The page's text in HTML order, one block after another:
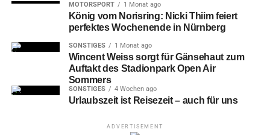
MOTORSPORT 1 Monat ago
König vom Norisring: Nicki Thiim feiert
perfektes Wochenende in Nürnberg
SONSTIGES 1 Monat ago
Wincent Weiss sorgt für Gänsehaut zum
Auftakt des Stadionpark Open Air
Sommers
SONSTIGES 4 Wochen ago
Urlaubszeit ist Reisezeit – auch für uns
ADVERTISEMENT